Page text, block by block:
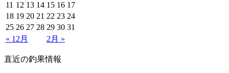
« 12月 2月 »
11 12 13 14 15 16 17
18 19 20 21 22 23 24
25 26 27 28 29 30 31
直近の釣果情報